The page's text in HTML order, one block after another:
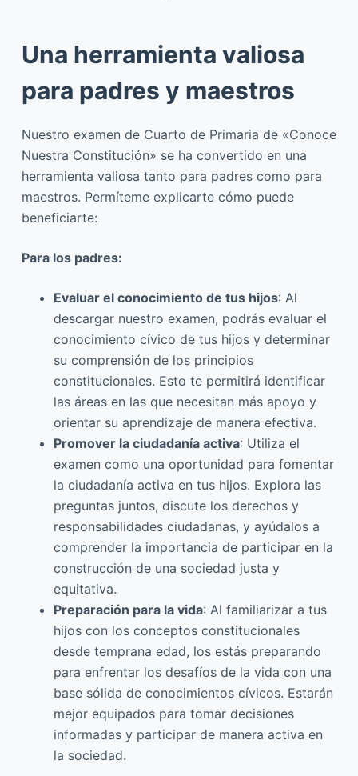
Una herramienta valiosa
para padres y maestros
Nuestro examen de Cuarto de Primaria de «Conoce
Nuestra Constitución» se ha convertido en una
herramienta valiosa tanto para padres como para
maestros. Permíteme explicarte cómo puede
beneficiarte:
Para los padres:
Evaluar el conocimiento de tus hijos: Al
descargar nuestro examen, podrás evaluar el
conocimiento cívico de tus hijos y determinar
su comprensión de los principios
constitucionales. Esto te permitirá identificar
las áreas en las que necesitan más apoyo y
orientar su aprendizaje de manera efectiva.
Promover la ciudadanía activa: Utiliza el
examen como una oportunidad para fomentar
la ciudadanía activa en tus hijos. Explora las
preguntas juntos, discute los derechos y
responsabilidades ciudadanas, y ayúdalos a
comprender la importancia de participar en la
construcción de una sociedad justa y
equitativa.
Preparación para la vida: Al familiarizar a tus
hijos con los conceptos constitucionales
desde temprana edad, los estás preparando
para enfrentar los desafíos de la vida con una
base sólida de conocimientos cívicos. Estarán
mejor equipados para tomar decisiones
informadas y participar de manera activa en
la sociedad.